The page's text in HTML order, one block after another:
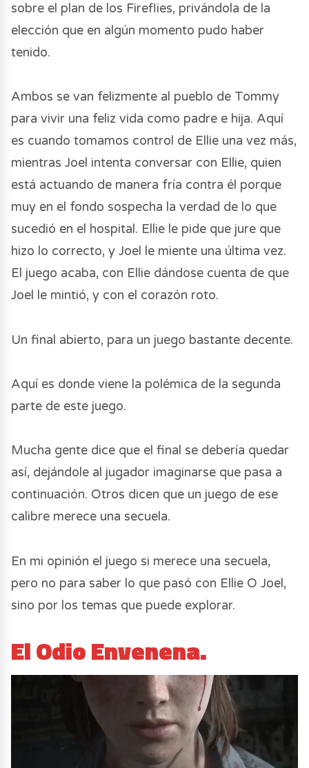
sobre el plan de los Fireflies, privándola de la
elección que en algún momento pudo haber
tenido.
Ambos se van felizmente al pueblo de Tommy
para vivir una feliz vida como padre e hija. Aquí
es cuando tomamos control de Ellie una vez más,
mientras Joel intenta conversar con Ellie, quien
está actuando de manera fría contra él porque
muy en el fondo sospecha la verdad de lo que
sucedió en el hospital. Ellie le pide que jure que
hizo lo correcto, y Joel le miente una última vez.
El juego acaba, con Ellie dándose cuenta de que
Joel le mintió, y con el corazón roto.
Un final abierto, para un juego bastante decente.
Aquí es donde viene la polémica de la segunda
parte de este juego.
Mucha gente dice que el final se debería quedar
así, dejándole al jugador imaginarse que pasa a
continuación. Otros dicen que un juego de ese
calibre merece una secuela.
En mi opinión el juego si merece una secuela,
pero no para saber lo que pasó con Ellie O Joel,
sino por los temas que puede explorar.
El Odio Envenena.